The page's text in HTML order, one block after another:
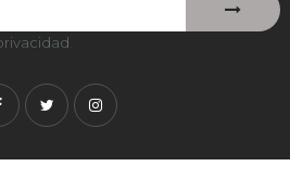
FacebookTwitterInstagram